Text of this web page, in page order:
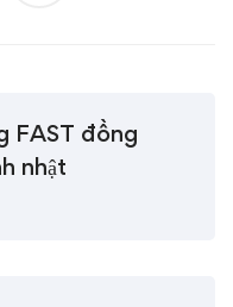
FAST đồng
nhật